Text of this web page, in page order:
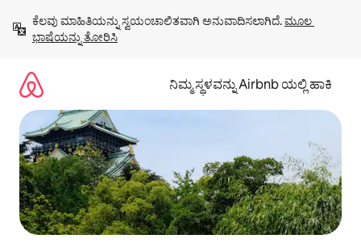
ಹೋಗಿ
ಕೆಲವು ಮಾಹಿತಿಯನ್ನು ಸ್ವಯಂಚಾಲಿತವಾಗಿ ಅನುವಾದಿಸಲಾಗಿದೆ. ಮೂಲ
ಭಾಷೆಯನ್ನು ತೋರಿಸಿ
ನಿಮ್ಮ ಸ್ಥಳವನ್ನು Airbnb ಯಲ್ಲಿ ಹಾಕಿ